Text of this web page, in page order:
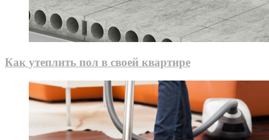
Как утеплить пол в своей квартире